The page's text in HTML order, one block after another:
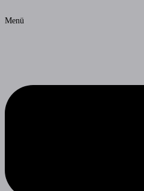
Menü